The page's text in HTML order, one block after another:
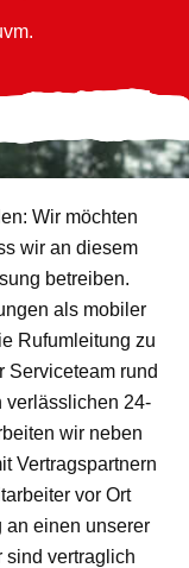
Wir möchten
wir an diesem
betreiben.
als mobiler
Rufumleitung zu
Serviceteam rund
verlässlichen 24-
wir neben
Vertragspartnern
vor Ort
an einen unserer
sind vertraglich